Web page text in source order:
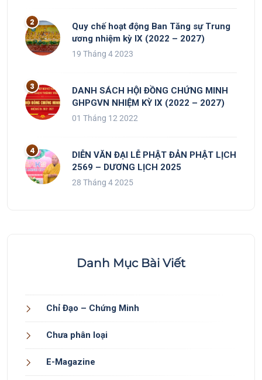
Quy chế hoạt động Ban Tăng sự Trung
ương nhiệm kỳ IX (2022 – 2027)
19 Tháng 4 2023
DANH SÁCH HỘI ĐỒNG CHỨNG MINH
GHPGVN NHIỆM KỲ IX (2022 – 2027)
01 Tháng 12 2022
DIỄN VĂN ĐẠI LỄ PHẬT ĐẢN PHẬT LỊCH
2569 – DƯƠNG LỊCH 2025
28 Tháng 4 2025
Danh Mục Bài Viết
Chỉ Đạo – Chứng Minh
Chưa phân loại
E-Magazine